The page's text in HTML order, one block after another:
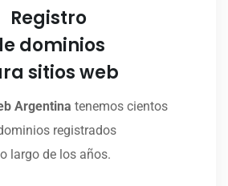
Registro
dominios
sitios web
Argentina tenemos cientos
registrados
largo de los años.